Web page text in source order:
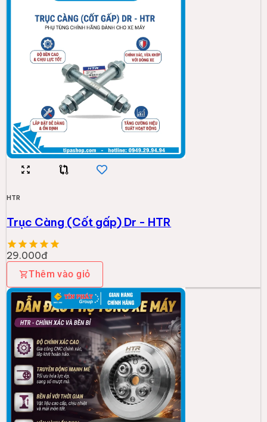
HTR
Trục Càng (Cốt gấp) Dr - HTR
29.000đ
Thêm vào giỏ